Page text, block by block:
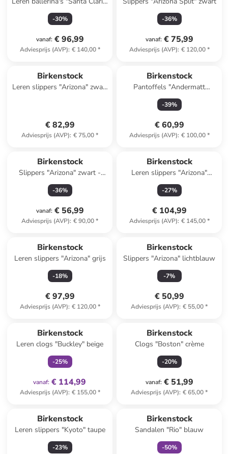
lichtroze
-30%
vanaf: € 96,99
Adviesprijs (AVP): € 140,00*
-36%
vanaf: € 75,99
Adviesprijs (AVP): € 120,00*
Birkenstock
Leren slippers "Arizona" zwart
€ 82,99
Adviesprijs (AVP): € 75,00*
Birkenstock
Pantoffels "Andermatt
Standard" grijs
-39%
€ 60,99
Adviesprijs (AVP): € 100,00*
Birkenstock
Slippers "Arizona" zwart -
wijdte S
-36%
vanaf: € 56,99
Adviesprijs (AVP): € 90,00*
Birkenstock
Leren slippers "Arizona"
lichtbruin
-27%
€ 104,99
Adviesprijs (AVP): € 145,00*
Birkenstock
Leren slippers "Arizona" grijs
-18%
€ 97,99
Adviesprijs (AVP): € 120,00*
Birkenstock
Slippers "Arizona" lichtblauw
-7%
€ 50,99
Adviesprijs (AVP): € 55,00*
Birkenstock
Leren clogs "Buckley" beige
-25%
vanaf: € 114,99
Adviesprijs (AVP): € 155,00*
Birkenstock
Clogs "Boston" crème
-20%
vanaf: € 51,99
Adviesprijs (AVP): € 65,00*
Birkenstock
Leren slippers "Kyoto" taupe
-23%
Birkenstock
Sandalen "Rio" blauw
-50%